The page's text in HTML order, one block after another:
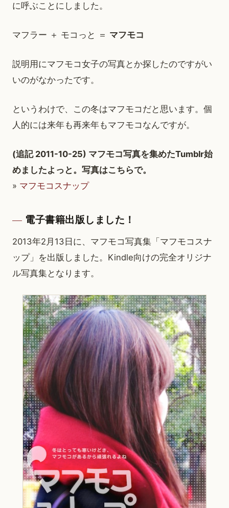
に呼ぶことにしました。
マフラー ＋ モコっと ＝ マフモコ
説明用にマフモコ女子の写真とか探したのですがい
いのがなかったです。
というわけで、この冬はマフモコだと思います。個
人的には来年も再来年もマフモコなんですが。
(追記 2011-10-25) マフモコ写真を集めたTumblr始
めましたよっと。写真はこちらで。
» マフモコスナップ
電子書籍出版しました！
2013年2月13日に、マフモコ写真集「マフモコスナ
ップ」を出版しました。Kindle向けの完全オリジナ
ル写真集となります。